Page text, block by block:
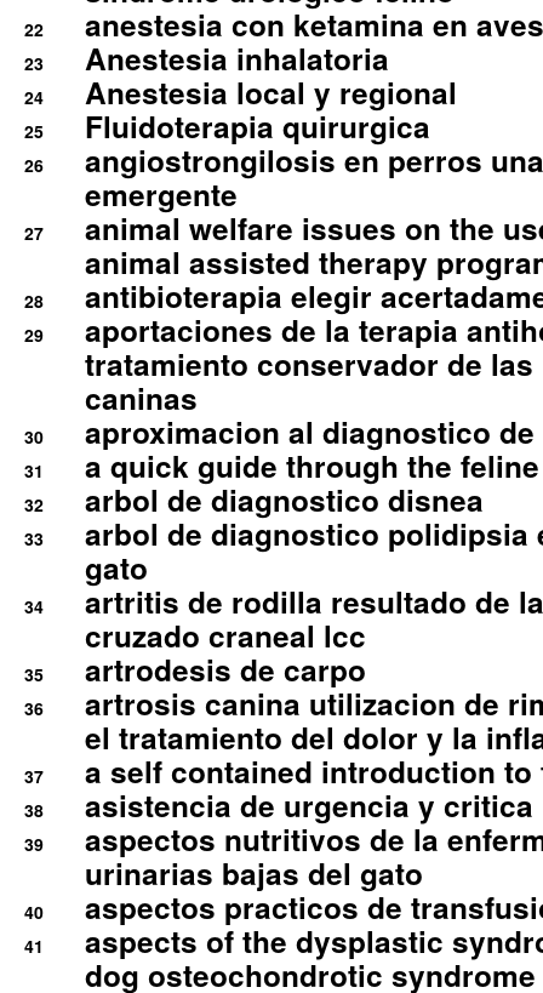
22 anestesia con ketamina en
23 Anestesia inhalatoria
24 Anestesia local y regional
25 Fluidoterapia quirurgica
26
angiostrongilosis en perros
emergente
27
animal welfare issues on the
animal assisted therapy
28 antibioterapia elegir
29
aportaciones de la terapia
tratamiento conservador de
caninas
30 aproximacion al diagnostico
31 a quick guide through the
32 arbol de diagnostico disnea
33
arbol de diagnostico polidipsia
gato
34
artritis de rodilla resultado de
cruzado craneal lcc
35 artrodesis de carpo
36
artrosis canina utilizacion de
el tratamiento del dolor y la
37 a self contained introduction
38 asistencia de urgencia y
39
aspectos nutritivos de la
urinarias bajas del gato
40 aspectos practicos de
41
aspects of the dysplastic
dog osteochondrotic syndrome